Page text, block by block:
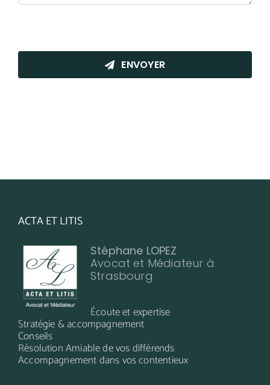
ENVOYER
ACTA ET LITIS
Stéphane LOPEZ
Avocat et Médiateur à
Strasbourg
Écoute et expertise
Stratégie & accompagnement
Conseils
Résolution Amiable de vos différends
Accompagnement dans vos contentieux